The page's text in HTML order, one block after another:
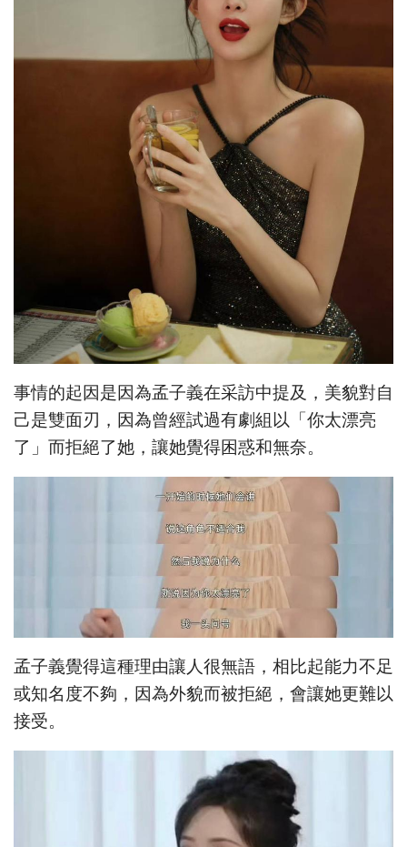
事情的起因是因為孟子義在采訪中提及，美貌對自
己是雙面刃，因為曾經試過有劇組以「你太漂亮
了」而拒絕了她，讓她覺得困惑和無奈。
孟子義覺得這種理由讓人很無語，相比起能力不足
或知名度不夠，因為外貌而被拒絕，會讓她更難以
接受。